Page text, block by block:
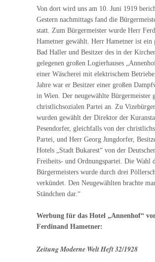
Von dort wird uns am 10. Juni 1919
Gestern nachmittags fand die
statt. Zum Bürgermeister wurde Herr
Hametner gewählt. Herr Hametner ist ein
Bad Haller und Besitzer des in der
gelegenen großen Logierhauses
einer Wäscherei mit elektrischem
Jahre war er Besitzer einer großen
in Wien. Der neugewählte Bürgermeister
christlichsozialen Partei an. Zu
wurden gewählt der Direktor der
Pesendorfer, gleichfalls von der
Partei, und Herr Georg Jungdorfer,
Hotels „Stadt Bukarest“ von der
Freiheits- und Ordnungspartei. Die Wahl
Bürgermeisters wurde durch drei
verkündet. Den Neugewählten brachte
Ständchen dar.“
Werbung für das Hotel „Annenhof“
Ferdinand Hametner:
Zeitung Moderne Welt Heft 32/1928